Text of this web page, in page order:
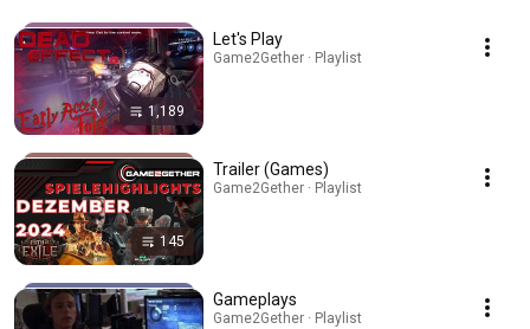
1,189
Let's Play
Game2Gether · Playlist
145
Trailer (Games)
Game2Gether · Playlist
Gameplays
Game2Gether · Playlist